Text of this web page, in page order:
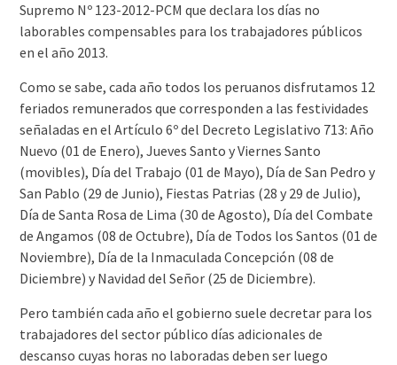
Supremo Nº 123-2012-PCM que declara los días no
laborables compensables para los trabajadores públicos
en el año 2013.
Como se sabe, cada año todos los peruanos disfrutamos 12
feriados remunerados que corresponden a las festividades
señaladas en el Artículo 6º del Decreto Legislativo 713: Año
Nuevo (01 de Enero), Jueves Santo y Viernes Santo
(movibles), Día del Trabajo (01 de Mayo), Día de San Pedro y
San Pablo (29 de Junio), Fiestas Patrias (28 y 29 de Julio),
Día de Santa Rosa de Lima (30 de Agosto), Día del Combate
de Angamos (08 de Octubre), Día de Todos los Santos (01 de
Noviembre), Día de la Inmaculada Concepción (08 de
Diciembre) y Navidad del Señor (25 de Diciembre).
Pero también cada año el gobierno suele decretar para los
trabajadores del sector público días adicionales de
descanso cuyas horas no laboradas deben ser luego